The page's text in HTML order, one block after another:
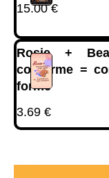
15.00€
Rosie +
conforme =
forme
3.69 €